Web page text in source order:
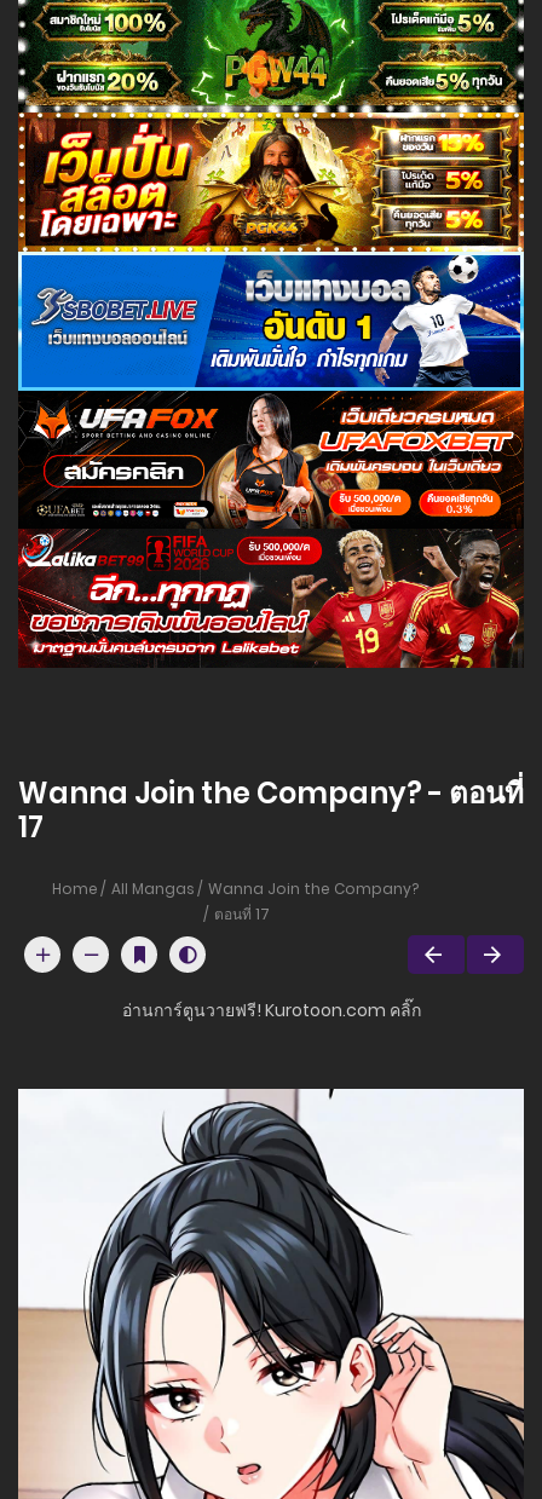
Wanna Join the Company? - ตอนที่
17
Home All Mangas
Wanna Join the Company?
ตอนที่ 17
อ่านการ์ตูนวายฟรี! Kurotoon.com คลิ๊ก